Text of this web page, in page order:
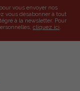
vous envoyer nos
vous désabonner à tout
à la newsletter. Pour
cliquez ici